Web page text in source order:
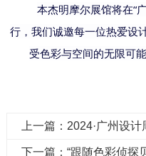
本杰明摩尔展馆将在“
行，我们诚邀每一位热爱设
受色彩与空间的无限可